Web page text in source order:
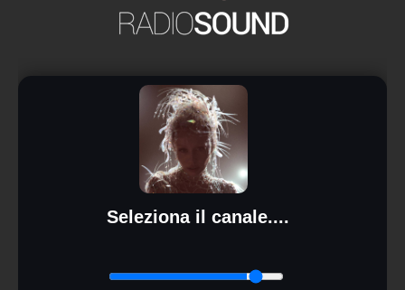
Seleziona il canale....